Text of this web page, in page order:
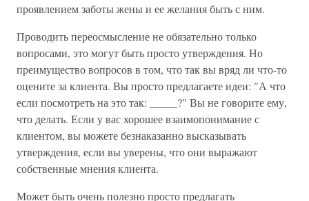
проявлением заботы жены и ее желания быть с ним.
Проводить переосмысление не обязательно только
вопросами, это могут быть просто утверждения. Но
преимущество вопросов в том, что так вы вряд ли что-то
оцените за клиента. Вы просто предлагаете идеи: "А что
если посмотреть на это так: _____?" Вы не говорите ему,
что делать. Если у вас хорошее взаимопонимание с
клиентом, вы можете безнаказанно высказывать
утверждения, если вы уверены, что они выражают
собственные мнения клиента.
Может быть очень полезно просто предлагать